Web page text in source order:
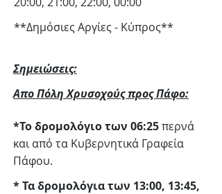
**Δημόσιες Αργίες - Κύπρος**
Σημειώσεις:
Απο Πόλη Χρυσοχούς προς Πάφο:
*Το δρομολόγιο των 06:25περνά
και από τα Κυβερνητικά Γραφεία
Πάφου.
* Τα δρομολόγια των 13:00, 13:45,